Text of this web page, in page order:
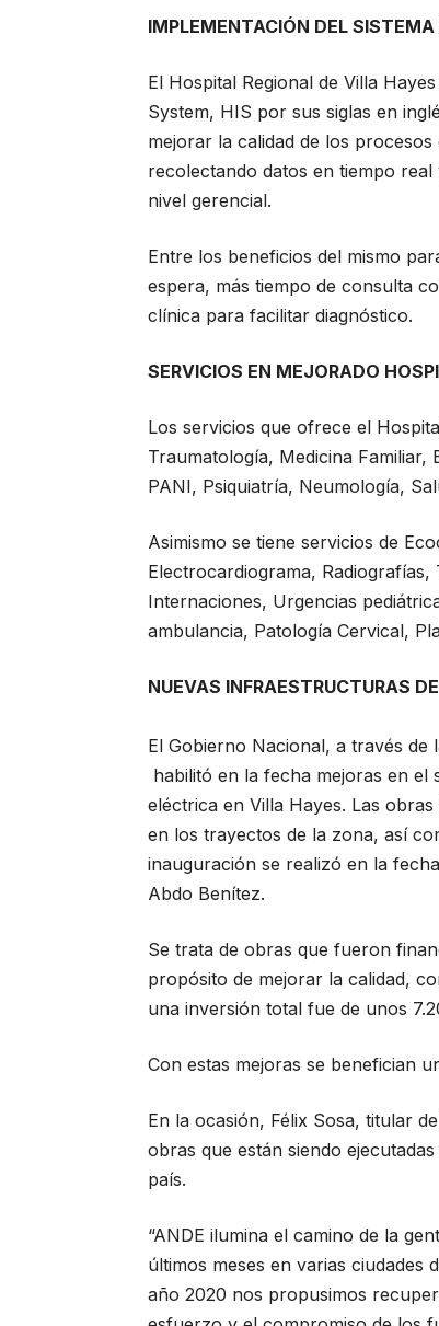
IMPLEMENTACIÓN DEL SISTEMA
El Hospital Regional de Villa
System, HIS por sus siglas en
mejorar la calidad de los
recolectando datos en tiempo
nivel gerencial.
Entre los beneficios del mismo
espera, más tiempo de consulta
clínica para facilitar diagnóstico.
SERVICIOS EN MEJORADO
Los servicios que ofrece el
Traumatología, Medicina
PANI, Psiquiatría, Neumología,
Asimismo se tiene servicios de
Electrocardiograma,
Internaciones, Urgencias
ambulancia, Patología Cervical,
NUEVAS INFRAESTRUCTURAS
El Gobierno Nacional, a través de
habilitó en la fecha mejoras en el
eléctrica en Villa Hayes. Las
en los trayectos de la zona, así
inauguración se realizó en la
Abdo Benítez.
Se trata de obras que fueron
propósito de mejorar la calidad,
una inversión total fue de unos
Con estas mejoras se benefician
En la ocasión, Félix Sosa, titular
obras que están siendo
país.
“ANDE ilumina el camino de la
últimos meses en varias ciudades
año 2020 nos propusimos